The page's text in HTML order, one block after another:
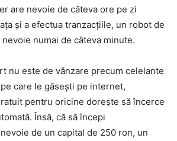
are nevoie de câteva ore pe zi
și a efectua tranzacțiile, un robot de
numai de câteva minute.
nu este de vânzare precum celelante
care le găsești pe internet,
pentru oricine dorește să încerce
Însă, că să începi
de un capital de 250 ron, un